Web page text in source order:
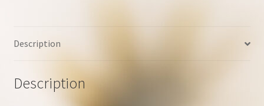
g
Description
Description